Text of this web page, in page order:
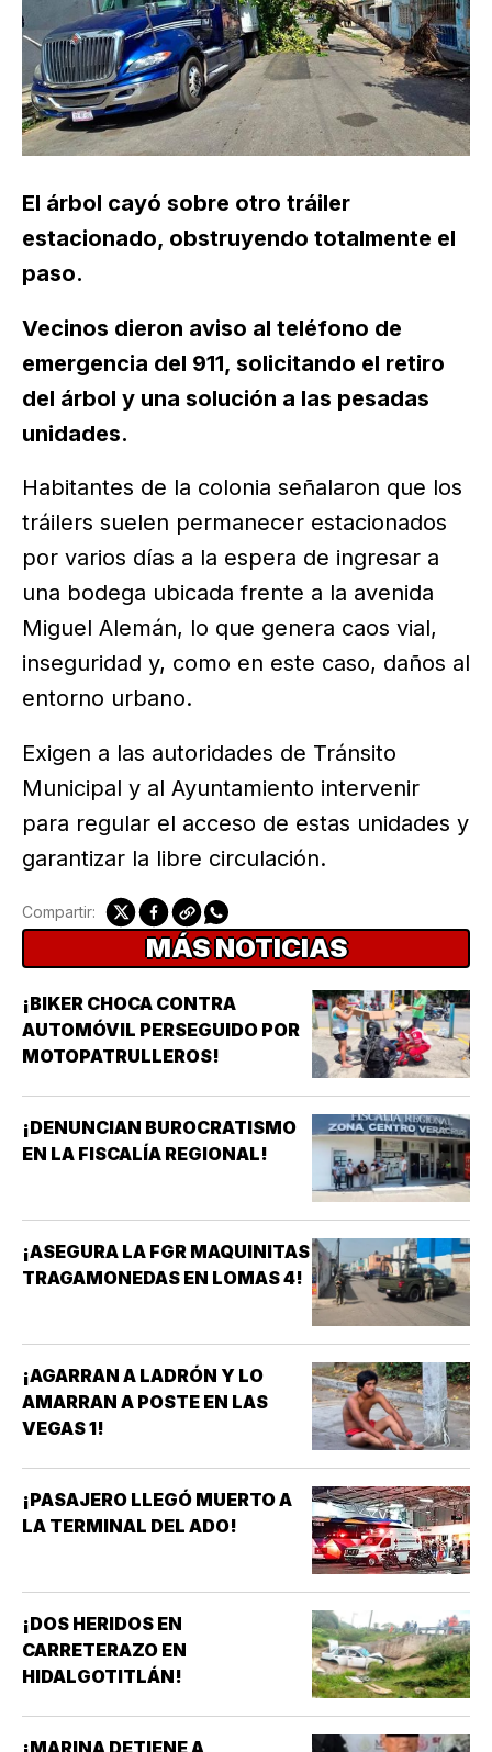
El árbol cayó sobre otro tráiler
estacionado, obstruyendo totalmente el
paso.
Vecinos dieron aviso al teléfono de
emergencia del 911, solicitando el retiro
del árbol y una solución a las pesadas
unidades.
Habitantes de la colonia señalaron que los
tráilers suelen permanecer estacionados
por varios días a la espera de ingresar a
una bodega ubicada frente a la avenida
Miguel Alemán, lo que genera caos vial,
inseguridad y, como en este caso, daños al
entorno urbano.
Exigen a las autoridades de Tránsito
Municipal y al Ayuntamiento intervenir
para regular el acceso de estas unidades y
garantizar la libre circulación.
Compartir:
MÁS NOTICIAS
¡BIKER CHOCA CONTRA
AUTOMÓVIL PERSEGUIDO POR
MOTOPATRULLEROS!
¡DENUNCIAN BUROCRATISMO
EN LA FISCALÍA REGIONAL!
¡ASEGURA LA FGR MAQUINITAS
TRAGAMONEDAS EN LOMAS 4!
¡AGARRAN A LADRÓN Y LO
AMARRAN A POSTE EN LAS
VEGAS 1!
¡PASAJERO LLEGÓ MUERTO A
LA TERMINAL DEL ADO!
¡DOS HERIDOS EN
CARRETERAZO EN
HIDALGOTITLÁN!